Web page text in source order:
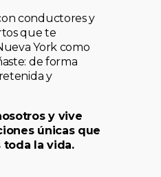
conductores y
que te
York como
de forma
y
y vive
únicas que
toda la vida.